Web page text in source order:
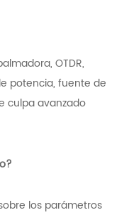
OTDR,
potencia, fuente de
culpa avanzado
los parámetros